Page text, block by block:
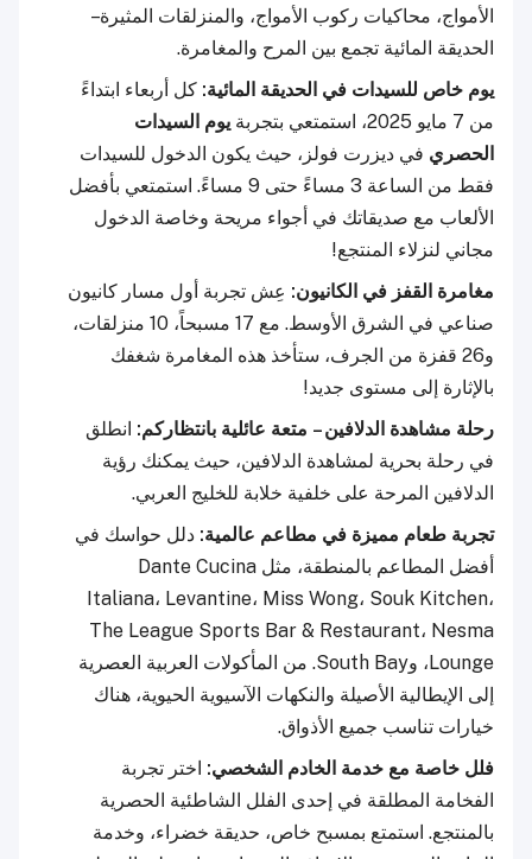
الأمواج، محاكيات ركوب الأمواج، والمنزلقات المثيرة –
الحديقة المائية تجمع بين المرح والمغامرة.
يوم خاص للسيدات في الحديقة المائية: كل أربعاء ابتداءً
من 7 مايو 2025، استمتعي بتجربة
يوم السيدات
الحصري في ديزرت فولز، حيث يكون الدخول للسيدات
فقط من الساعة 3 مساءً حتى 9 مساءً. استمتعي بأفضل
الألعاب مع صديقاتك في أجواء مريحة وخاصة الدخول
مجاني لنزلاء المنتجع!
مغامرة القفز في الكانيون: عِش تجربة أول مسار كانيون
صناعي في الشرق الأوسط. مع 17 مسبحاً، 10 منزلقات،
و26 قفزة من الجرف، ستأخذ هذه المغامرة شغفك
بالإثارة إلى مستوى جديد!
رحلة مشاهدة الدلافين – متعة عائلية بانتظاركم: انطلق
في رحلة بحرية لمشاهدة الدلافين، حيث يمكنك رؤية
الدلافين المرحة على خلفية خلابة للخليج العربي.
تجربة طعام مميزة في مطاعم عالمية: دلل حواسك في
أفضل المطاعم بالمنطقة، مثل Dante Cucina
Italiana، Levantine، Miss Wong، Souk Kitchen،
The League Sports Bar & Restaurant، Nesma
Lounge، وSouth Bay. من المأكولات العربية العصرية
إلى الإيطالية الأصيلة والنكهات الآسيوية الحيوية، هناك
خيارات تناسب جميع الأذواق.
فلل خاصة مع خدمة الخادم الشخصي: اختر تجربة
الفخامة المطلقة في إحدى الفلل الشاطئية الحصرية
بالمنتجع. استمتع بمسبح خاص، حديقة خضراء، وخدمة